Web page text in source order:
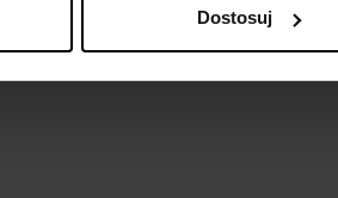
Dostosuj